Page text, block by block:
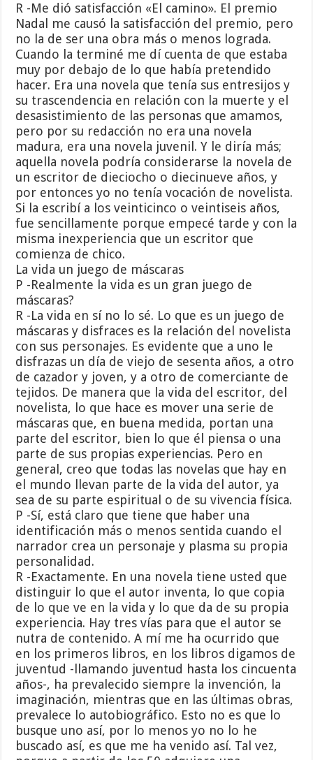
R -Me dió satisfacción «El camino». El premio
Nadal me causó la satisfacción del premio, pero
no la de ser una obra más o menos lograda.
Cuando la terminé me dí cuenta de que estaba
muy por debajo de lo que había pretendido
hacer. Era una novela que tenía sus entresijos y
su trascendencia en relación con la muerte y el
desasistimiento de las personas que amamos,
pero por su redacción no era una novela
madura, era una novela juvenil. Y le diría más;
aquella novela podría considerarse la novela de
un escritor de dieciocho o diecinueve años, y
por entonces yo no tenía vocación de novelista.
Si la escribí a los veinticinco o veintiseis años,
fue sencillamente porque empecé tarde y con la
misma inexperiencia que un escritor que
comienza de chico.
La vida un juego de máscaras
P -Realmente la vida es un gran juego de
máscaras?
R -La vida en sí no lo sé. Lo que es un juego de
máscaras y disfraces es la relación del novelista
con sus personajes. Es evidente que a uno le
disfrazas un día de viejo de sesenta años, a otro
de cazador y joven, y a otro de comerciante de
tejidos. De manera que la vida del escritor, del
novelista, lo que hace es mover una serie de
máscaras que, en buena medida, portan una
parte del escritor, bien lo que él piensa o una
parte de sus propias experiencias. Pero en
general, creo que todas las novelas que hay en
el mundo llevan parte de la vida del autor, ya
sea de su parte espiritual o de su vivencia física.
P -Sí, está claro que tiene que haber una
identificación más o menos sentida cuando el
narrador crea un personaje y plasma su propia
personalidad.
R -Exactamente. En una novela tiene usted que
distinguir lo que el autor inventa, lo que copia
de lo que ve en la vida y lo que da de su propia
experiencia. Hay tres vías para que el autor se
nutra de contenido. A mí me ha ocurrido que
en los primeros libros, en los libros digamos de
juventud -llamando juventud hasta los cincuenta
años-, ha prevalecido siempre la invención, la
imaginación, mientras que en las últimas obras,
prevalece lo autobiográfico. Esto no es que lo
busque uno así, por lo menos yo no lo he
buscado así, es que me ha venido así. Tal vez,